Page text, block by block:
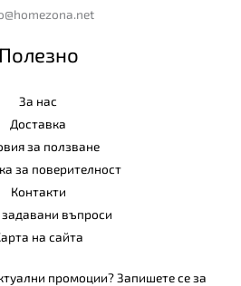
Полезно
За нас
Доставка
за ползване
за поверителност
Контакти
въпроси
на сайта
промоции? Запишете се за